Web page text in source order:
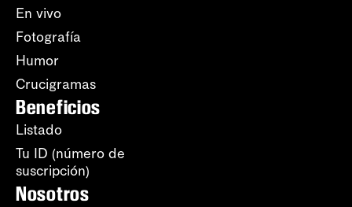
En vivo
Fotografía
Humor
Crucigramas
Beneficios
Listado
Tu ID (número de
suscripción)
Nosotros